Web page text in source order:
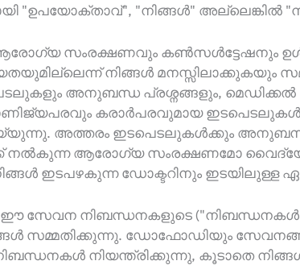
"ഉപയോക്താവ്", "നിങ്ങൾ" അല്ലെങ്കിൽ
സംരക്ഷണവും കൺസൾട്ടേഷനും
നിങ്ങൾ
അനുബന്ധ പ്രശ്നങ്ങളും, മെഡിക്കൽ
കരാർപരവുമായ ഇടപെടലുകൾ
അത്തരം ഇടപെടലുകൾക്കും
നൽകുന്ന ആരോഗ്യ സംരക്ഷണമോ
നിങ്ങൾ ഇടപഴകുന്ന ഡോക്ടറിനും
സേവന നിബന്ധനകളുടെ
സമ്മതിക്കുന്നു. ഡോഫോഡിയും
നിയന്ത്രിക്കുന്നു, കൂടാതെ